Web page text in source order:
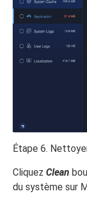
Étape 6.
CliquezClean
du système sur